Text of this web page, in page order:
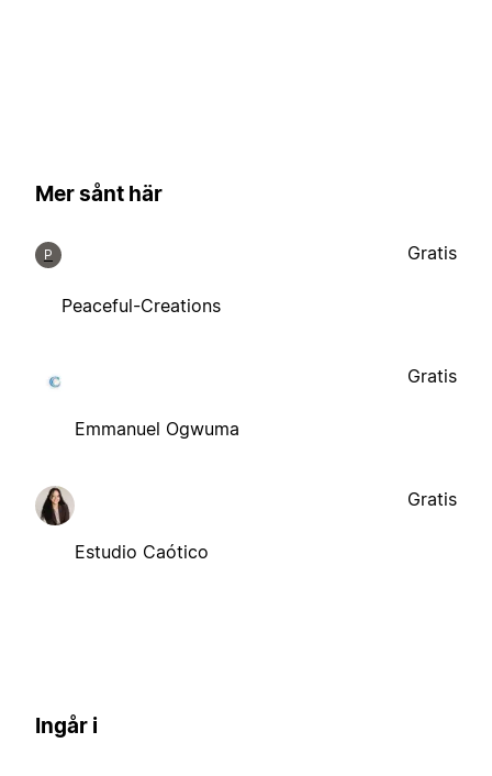
Mer sånt här
P
Peaceful-Creations
Gratis
Emmanuel Ogwuma
Gratis
Estudio Caótico
Gratis
Ingår i